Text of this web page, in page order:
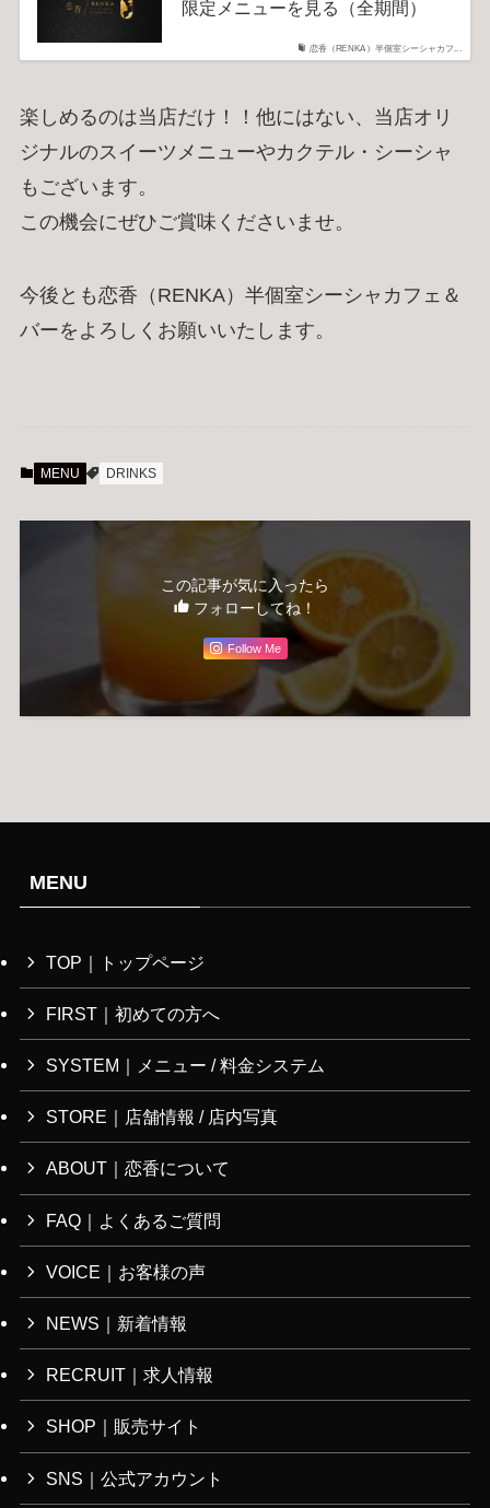
恋香（RENKA）半個室シーシャカフ...
限定メニューを見る（全期間）
楽しめるのは当店だけ！！他にはない、当店オリ
ジナルのスイーツメニューやカクテル・シーシャ
もございます。
この機会にぜひご賞味くださいませ。
今後とも恋香（RENKA）半個室シーシャカフェ＆
バーをよろしくお願いいたします。
MENU DRINKS
この記事が気に入ったら
フォローしてね！
Follow Me
MENU
TOP｜トップページ
FIRST｜初めての方へ
SYSTEM｜メニュー / 料金システム
STORE｜店舗情報 / 店内写真
ABOUT｜恋香について
FAQ｜よくあるご質問
VOICE｜お客様の声
NEWS｜新着情報
RECRUIT｜求人情報
SHOP｜販売サイト
SNS｜公式アカウント